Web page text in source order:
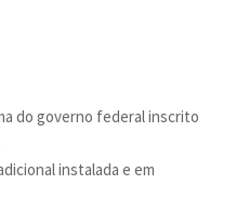
do governo federal inscrito
instalada e em